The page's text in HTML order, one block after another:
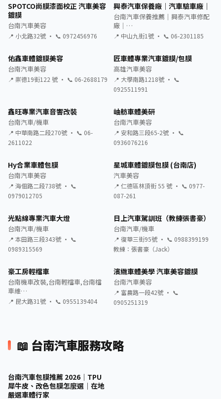
SPOTCO尚膜漆面校正 汽車美容
鍍膜
台南汽車美容
📍 小北路32號 · 📞 0972456976
興泰汽車保養廠｜汽車驗車廠｜
台南汽車保養推薦｜興泰汽車修配
廠｜…
📍 中山九街1號 · 📞 06-2301185
佑鑫車體鍍膜美容
台南汽車美容
📍 崇德19街122 號 · 📞 06-2688179
匠車體專業汽車鍍膜/包膜
高雄汽車美容
📍 大學南路1218號 · 📞
0925511991
鑫旺專業汽車音響改裝
台南汽車/機車
📍 中華南路二段270號 · 📞 06-
2611022
岫舫車體美研
台南汽車美容
📍 安和路三段65-2號 · 📞
0936076216
Hy合業車體包膜
台南汽車美容
📍 海佃路二段738號 · 📞
0979012705
星城車體鍍膜包膜 (台南店)
汽車美容
📍 仁德區林頂街 55 號 · 📞 0977-
087-261
光點線專業汽車大燈
台南汽車/機車
📍 本田路三段343號 · 📞
0989315569
日上汽車駕訓班（教練張書豪）
台南汽車/機車
📍 復華三街95號 · 📞 0988399199
教練：張書豪（Jack）
豪工房輕檔車
台南機車改裝,台南輕檔車,台南檔
車維…
📍 昆大路31號 · 📞 0955139404
濱緻車體美學 汽車美容鍍膜
台南汽車美容
📍 富農路一段42號 · 📞
0905251319
📖 台南汽車服務攻略
台南汽車包膜推薦 2026｜TPU
犀牛皮、改色包膜怎麼選｜在地
嚴選車體行家